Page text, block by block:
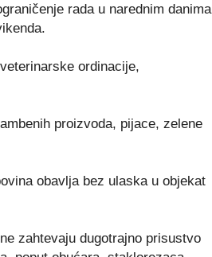
rada u narednim danima
ordinacije,
proizvoda, pijace, zelene
obavlja bez ulaska u objekat
zahtevaju dugotrajno prisustvo